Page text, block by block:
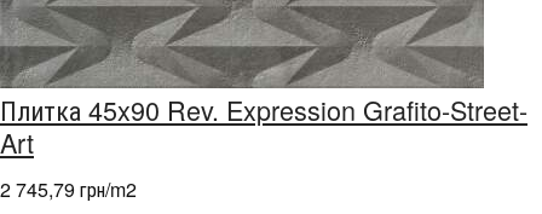
Плитка 45x90 Rev. Expression Grafito-Street-
Art
2 745,79 грн/m2